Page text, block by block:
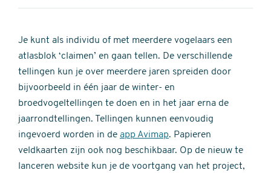
Je kunt als individu of met meerdere vogelaars een
atlasblok ‘claimen’ en gaan tellen. De verschillende
tellingen kun je over meerdere jaren spreiden door
bijvoorbeeld in één jaar de winter- en
broedvogeltellingen te doen en in het jaar erna de
jaarrondtellingen. Tellingen kunnen eenvoudig
ingevoerd worden in de app Avimap. Papieren
veldkaarten zijn ook nog beschikbaar. Op de nieuw te
lanceren website kun je de voortgang van het project,